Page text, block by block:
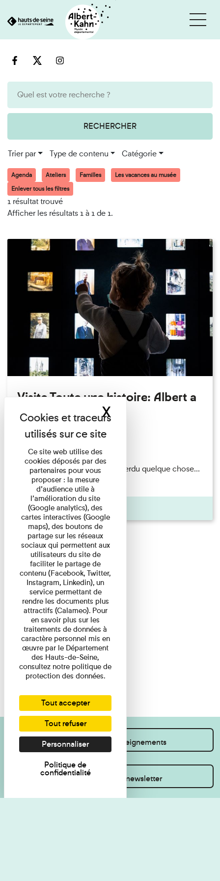
au
RECHERCHER
Trier par Type de contenu Catégorie
Agenda Ateliers Familles
Les vacances au musée
Enlever tous les filtres
1 résultat trouvé
Afficher les résultats 1 à 1 de 1.
Visite Toute une histoire: Albert a
perdu son chapeau!
Exposition permanente
Du 15/08/2026 au 15/08/2026
Il semblerait qu’Albert Kahn a perdu quelque chose...
Accompagnés d’une ...
Agenda
Je souhaite des renseignements
Inscrivez-vous à la newsletter
Cookies et traceurs utilisés sur ce site
Ce site web utilise des
cookies déposés par des
partenaires pour vous
proposer : la mesure
d’audience utile à
l’amélioration du site
(Google analytics), des
cartes interactives (Google
maps), des boutons de
partage sur les réseaux
sociaux qui permettent aux
utilisateurs du site de
faciliter le partage de
contenu (Facebook, Twitter,
Instagram, Linkedin), un
service permettant de
rendre les documents plus
attractifs (Calameo). Pour
en savoir plus sur les
traitements de données à
caractère personnel mis en
œuvre par le Département
des Hauts-de-Seine,
consultez notre politique de
protection des données.
Tout accepter
Tout refuser
Personnaliser
Politique de
confidentialité
XMasquer le